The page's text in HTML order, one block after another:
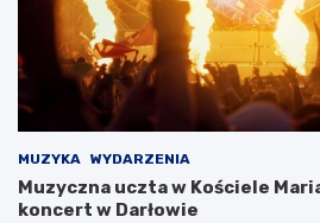
MUZYKA WYDARZENIA
Muzyczna uczta w Kościele
koncert w Darłowie